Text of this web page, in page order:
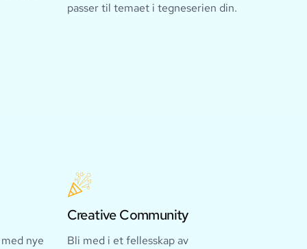
passer til temaet i tegneserien din.
nye
Creative Community
Bli med i et fellesskap av